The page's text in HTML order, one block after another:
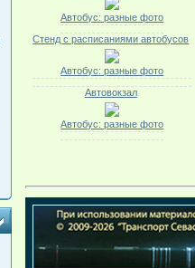
Автобус: разные фото
Стенд с расписаниями автобусов
Автобус: разные фото
Автовокзал
Автобус: разные фото